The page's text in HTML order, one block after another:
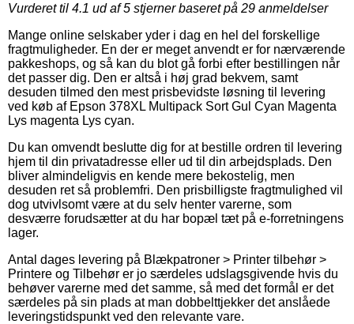
Vurderet til 4.1 ud af 5 stjerner baseret på 29 anmeldelser
Mange online selskaber yder i dag en hel del forskellige
fragtmuligheder. En der er meget anvendt er for nærværende
pakkeshops, og så kan du blot gå forbi efter bestillingen når
det passer dig. Den er altså i høj grad bekvem, samt
desuden tilmed den mest prisbevidste løsning til levering
ved køb af Epson 378XL Multipack Sort Gul Cyan Magenta
Lys magenta Lys cyan.
Du kan omvendt beslutte dig for at bestille ordren til levering
hjem til din privatadresse eller ud til din arbejdsplads. Den
bliver almindeligvis en kende mere bekostelig, men
desuden ret så problemfri. Den prisbilligste fragtmulighed vil
dog utvivlsomt være at du selv henter varerne, som
desværre forudsætter at du har bopæl tæt på e-forretningens
lager.
Antal dages levering på Blækpatroner > Printer tilbehør >
Printere og Tilbehør er jo særdeles udslagsgivende hvis du
behøver varerne med det samme, så med det formål er det
særdeles på sin plads at man dobbelttjekker det anslåede
leveringstidspunkt ved den relevante vare.